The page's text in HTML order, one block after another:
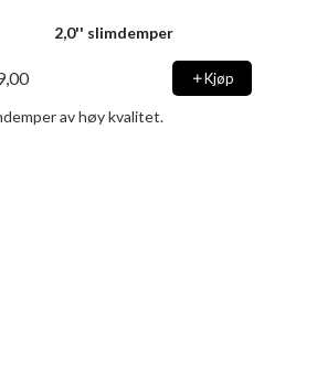
2,0'' slimdemper
Kjøp
av høy kvalitet.